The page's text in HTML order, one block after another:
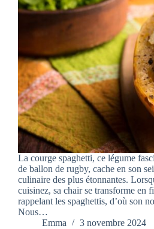
La courge spaghetti, ce légume
de ballon de rugby, cache en son
culinaire des plus étonnantes.
cuisinez, sa chair se transforme en
rappelant les spaghettis, d’où son
Nous…
Emma
3 novembre 2024